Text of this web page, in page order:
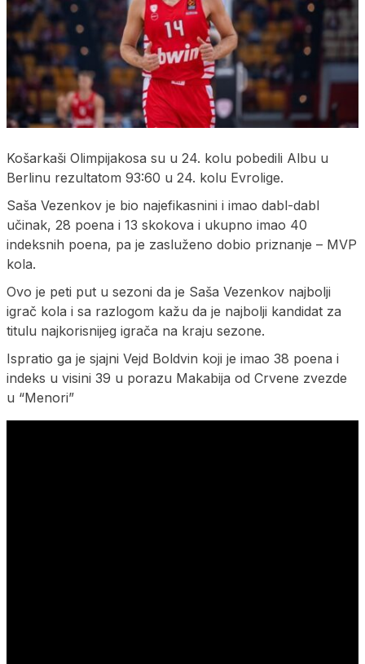
Košarkaši Olimpijakosa su u 24. kolu pobedili Albu u
Berlinu rezultatom 93:60 u 24. kolu Evrolige.
Saša Vezenkov je bio najefikasnini i imao dabl-dabl
učinak, 28 poena i 13 skokova i ukupno imao 40
indeksnih poena, pa je zasluženo dobio priznanje – MVP
kola.
Ovo je peti put u sezoni da je Saša Vezenkov najbolji
igrač kola i sa razlogom kažu da je najbolji kandidat za
titulu najkorisnijeg igrača na kraju sezone.
Ispratio ga je sjajni Vejd Boldvin koji je imao 38 poena i
indeks u visini 39 u porazu Makabija od Crvene zvezde
u “Menori”